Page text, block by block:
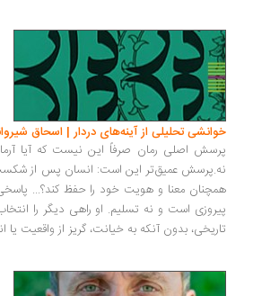
خوانشی تحلیلی از آینه‌های دردار | اسحاق
پرسش اصلی رمان صرفاً این نیست که آیا
نه.پرسش عمیق‌تر این است: انسان پس از
همچنان معنا و هویت خود را حفظ کند؟... پاسخی
پیروزی است و نه تسلیم. او راهی دیگر را
تاریخی، بدون آنکه به خیانت، گریز از واقعیت یا